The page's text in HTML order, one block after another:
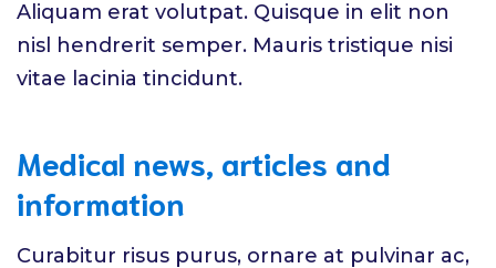
Aliquam erat volutpat. Quisque in elit non
nisl hendrerit semper. Mauris tristique nisi
vitae lacinia tincidunt.
Medical news, articles and
information
Curabitur risus purus, ornare at pulvinar ac,